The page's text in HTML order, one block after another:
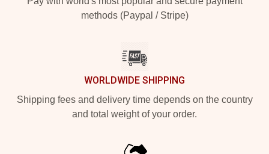
methods (Paypal / Stripe)
WORLDWIDE SHIPPING
Shipping fees and delivery time depends on the country
and total weight of your order.